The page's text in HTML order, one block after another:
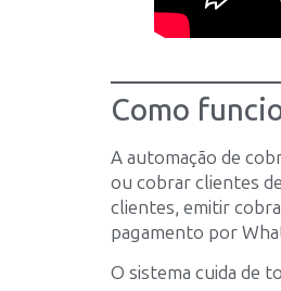
Como
A automação de
ou cobrar clientes
clientes, emitir
pagamento por
O sistema cuida de